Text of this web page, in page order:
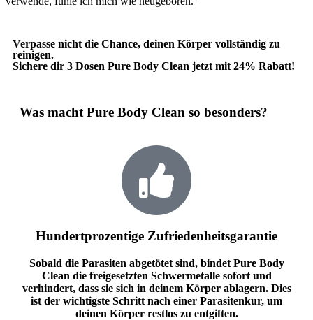
Verpasse nicht die Chance, deinen Körper vollständig zu
reinigen.
Sichere dir 3 Dosen Pure Body Clean jetzt mit 24% Rabatt!
Was macht Pure Body Clean so besonders?
Hundertprozentige Zufriedenheitsgarantie
Sobald die Parasiten abgetötet sind, bindet Pure Body
Clean die freigesetzten Schwermetalle sofort und
verhindert, dass sie sich in deinem Körper ablagern. Dies
ist der wichtigste Schritt nach einer Parasitenkur, um
deinen Körper restlos zu entgiften.